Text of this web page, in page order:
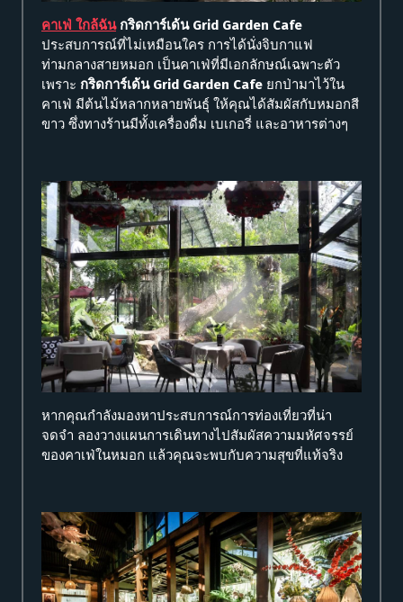
คาเฟ่ ใกล้ฉันกริดการ์เด้น Grid Garden Cafe
ประสบการณ์ที่ไม่เหมือนใคร การได้นั่งจิบกาแฟ
ท่ามกลางสายหมอก เป็นคาเฟ่ที่มีเอกลักษณ์เฉพาะตัว
เพราะ กริดการ์เด้น Grid Garden Cafe ยกป่ามาไว้ใน
คาเฟ่ มีต้นไม้หลากหลายพันธุ์ ให้คุณได้สัมผัสกับหมอกสี
ขาว ซึ่งทางร้านมีทั้งเครื่องดื่ม เบเกอรี่ และอาหารต่างๆ
หากคุณกำลังมองหาประสบการณ์การท่องเที่ยวที่น่า
จดจำ ลองวางแผนการเดินทางไปสัมผัสความมหัศจรรย์
ของคาเฟ่ในหมอก แล้วคุณจะพบกับความสุขที่แท้จริง